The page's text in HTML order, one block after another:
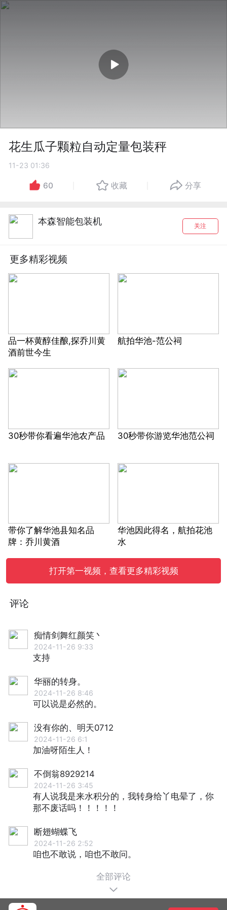
花生瓜子颗粒自动定量包装秤
11-23 01:36
60 收藏 分享
本森智能包装机 关注
更多精彩视频
品一杯黄醇佳酿,探乔川黄
酒前世今生
航拍华池-范公祠
30秒带你看遍华池农产品 30秒带你游览华池范公祠
带你了解华池县知名品
牌：乔川黄酒
华池因此得名，航拍花池
水
打开第一视频，查看更多精彩视频
评论
痴情剑舞红颜笑丶
2024-11-26 9:33
支持
华丽的转身。
2024-11-26 8:46
可以说是必然的。
没有你的、明天0712
2024-11-26 6:1
加油呀陌生人！
不倒翁8929214
2024-11-26 3:45
有人说我是来水积分的，我转身给丫电晕了，你
那不废话吗！！！！！
断翅蝴蝶飞
2024-11-26 2:52
咱也不敢说，咱也不敢问。
全部评论